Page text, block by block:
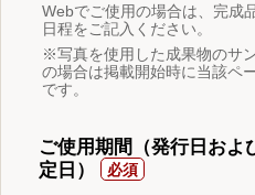
Webでご使用の場合は、完成
日程をご記入ください。
※写真を使用した成果物のサ
の場合は掲載開始時に当該ペ
です。
ご使用期間（発行日およ
定日）